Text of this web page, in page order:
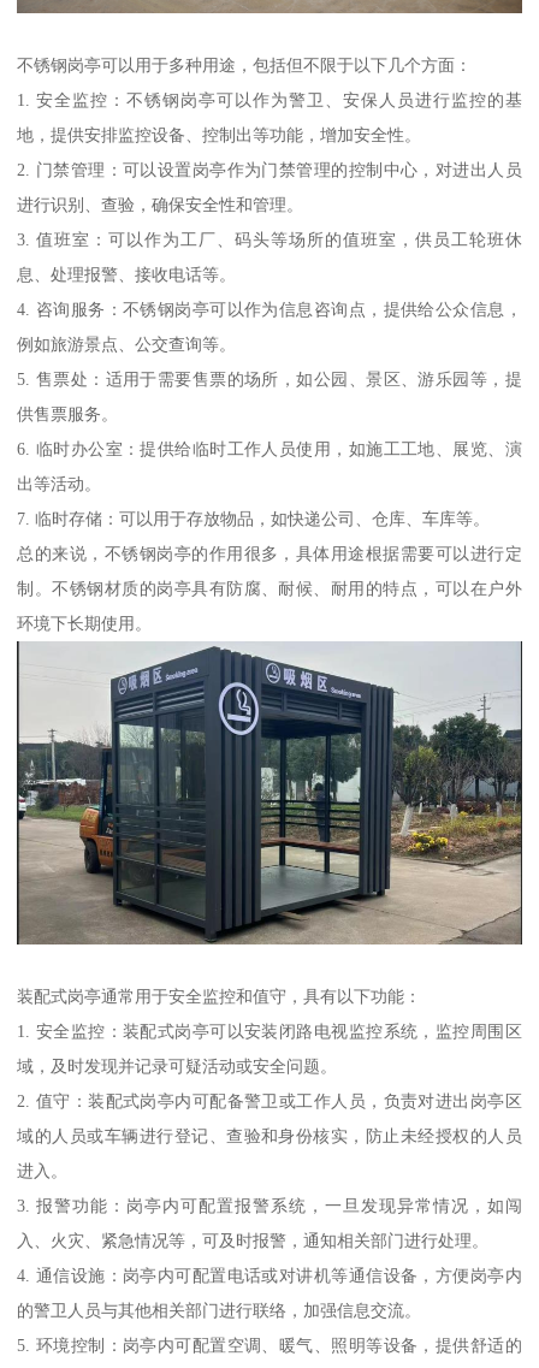
不锈钢岗亭可以用于多种用途，包括但不限于以下几个方面：
1. 安全监控：不锈钢岗亭可以作为警卫、安保人员进行监控的基
地，提供安排监控设备、控制出等功能，增加安全性。
2. 门禁管理：可以设置岗亭作为门禁管理的控制中心，对进出人员
进行识别、查验，确保安全性和管理。
3. 值班室：可以作为工厂、码头等场所的值班室，供员工轮班休
息、处理报警、接收电话等。
4. 咨询服务：不锈钢岗亭可以作为信息咨询点，提供给公众信息，
例如旅游景点、公交查询等。
5. 售票处：适用于需要售票的场所，如公园、景区、游乐园等，提
供售票服务。
6. 临时办公室：提供给临时工作人员使用，如施工工地、展览、演
出等活动。
7. 临时存储：可以用于存放物品，如快递公司、仓库、车库等。
总的来说，不锈钢岗亭的作用很多，具体用途根据需要可以进行定
制。不锈钢材质的岗亭具有防腐、耐候、耐用的特点，可以在户外
环境下长期使用。
装配式岗亭通常用于安全监控和值守，具有以下功能：
1. 安全监控：装配式岗亭可以安装闭路电视监控系统，监控周围区
域，及时发现并记录可疑活动或安全问题。
2. 值守：装配式岗亭内可配备警卫或工作人员，负责对进出岗亭区
域的人员或车辆进行登记、查验和身份核实，防止未经授权的人员
进入。
3. 报警功能：岗亭内可配置报警系统，一旦发现异常情况，如闯
入、火灾、紧急情况等，可及时报警，通知相关部门进行处理。
4. 通信设施：岗亭内可配置电话或对讲机等通信设备，方便岗亭内
的警卫人员与其他相关部门进行联络，加强信息交流。
5. 环境控制：岗亭内可配置空调、暖气、照明等设备，提供舒适的